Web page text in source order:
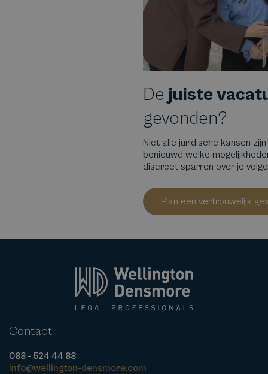
De juiste
gevonden?
Niet alle juridische kansen
benieuwd welke
discreet sparren over je
Plan een vertrouwelijk
Contact
088 - 524 44 88
info@wellington-densmore.com